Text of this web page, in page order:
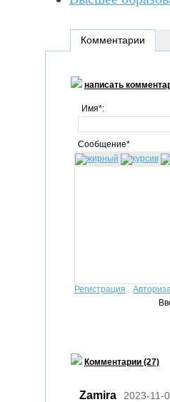
Комментарии
написать
Имя*:
Сообщение*
Регистрация
Комментарии (27)
Zamira 2023-11-